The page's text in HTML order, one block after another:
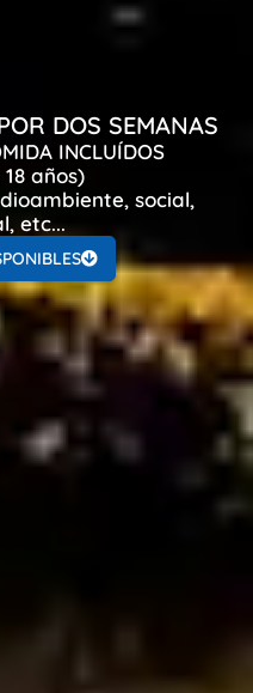
DOS SEMANAS
INCLUÍDOS
años)
social,
etc...